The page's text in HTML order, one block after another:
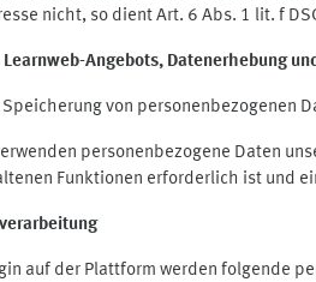
nicht, so dient Art. 6 Abs. 1 lit. f
Angebots, Datenerhebung
von personenbezogenen
personenbezogene Daten
Funktionen erforderlich ist und
auf der Plattform werden folgende